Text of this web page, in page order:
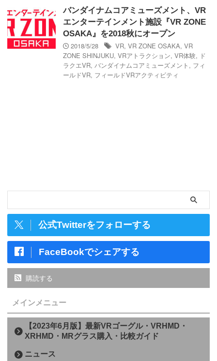
バンダイナムコアミューズメント、VR
エンターテインメント施設『VR ZONE
OSAKA』を2018秋にオープン
2018/5/28
VR, VR ZONE OSAKA, VR
ZONE SHINJUKU, VRアトラクション, VR体験, ド
ラクエVR, バンダイナムコアミューズメント , フィ
ールドVR, フィールドVRアクティビティ
公式Twitterをフォローする
FaceBookでシェアする
購読する
メインメニュー
【2023年6月版】最新VRゴーグル・VRHMD・
XRHMD・MRグラス購入・比較ガイド
ニュース